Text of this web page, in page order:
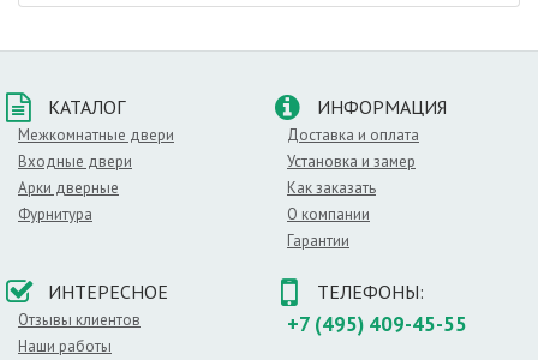
Цвет внутри:белый
Ширина наличника, мм:
36
Открывание:
Уплотнение:
Два контура уплотнения
Утепление полотна:
Минеральная плита, плотность 70
кг/м³
Усиление:
Дополнительную защиту обеспечивают
противосъемные штыри (3 шт)
Двери крепятся анкерными болтами через
коробку
Размер проема в свету, см:191,5/73,5; 83,5
Масса брутто, кг:
КАТАЛОГ
Межкомнатные двери
Входные двери
Арки дверные
Фурнитура
ИНФОРМАЦИЯ
Доставка и оплата
Установка и замер
Как заказать
О компании
Гарантии
ИНТЕРЕСНОЕ
Отзывы клиентов
Наши работы
ТЕЛЕФОНЫ:
+7 (495) 409-45-55